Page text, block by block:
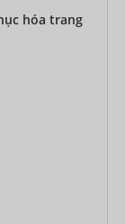
hóa trang